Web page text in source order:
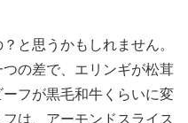
と思うかもしれません。
の差で、エリンギが松茸
フが黒毛和牛くらいに変
は、アーモンドスライス